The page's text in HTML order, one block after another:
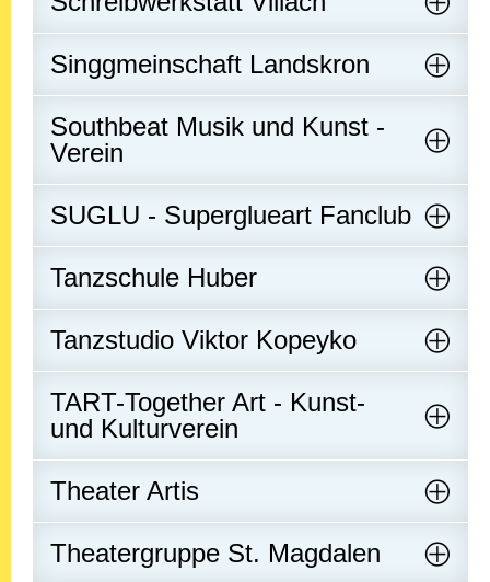
Singgmeinschaft Landskron
Southbeat Musik und Kunst -
Verein
SUGLU - Superglueart Fanclub
Tanzschule Huber
Tanzstudio Viktor Kopeyko
TART-Together Art - Kunst-
und Kulturverein
Theater Artis
Theatergruppe St. Magdalen